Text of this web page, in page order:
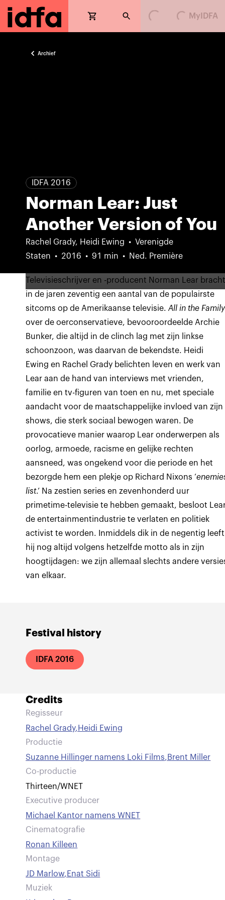
Loading...Loading... MyIDFA
Archief
IDFA 2016
Norman Lear: Just
Another Version of You
Rachel Grady, Heidi Ewing
Verenigde
Staten
2016 91 min Ned. Première
Festival history
IDFA 2016
Televisieschrijver en -producent Norman Lear
in de jaren zeventig een aantal van de populairste
sitcoms op de Amerikaanse televisie.All in the Family
over de oerconservatieve, bevooroordeelde Archie
Bunker, die altijd in de clinch lag met zijn linkse
schoonzoon, was daarvan de bekendste. Heidi
Ewing en Rachel Grady belichten leven en werk van
Lear aan de hand van interviews met vrienden,
familie en tv-figuren van toen en nu, met speciale
aandacht voor de maatschappelijke invloed van zijn
shows, die sterk sociaal bewogen waren. De
provocatieve manier waarop Lear onderwerpen als
oorlog, armoede, racisme en gelijke rechten
aansneed, was ongekend voor die periode en het
bezorgde hem een plekje op Richard Nixons ‘
list.’ Na zestien series en zevenhonderd uur
primetime-televisie te hebben gemaakt, besloot
de entertainmentindustrie te verlaten en politiek
activist te worden. Inmiddels dik in de negentig leeft
hij nog altijd volgens hetzelfde motto als in zijn
hoogtijdagen: we zijn allemaal slechts andere
van elkaar.
Credits
Regisseur
Rachel Grady,Heidi Ewing
Productie
Suzanne Hillinger namens Loki Films,Brent Miller
Co-productie
Thirteen/WNET
Executive producer
Michael Kantor namens WNET
Cinematografie
Ronan Killeen
Montage
JD Marlow,Enat Sidi
Muziek